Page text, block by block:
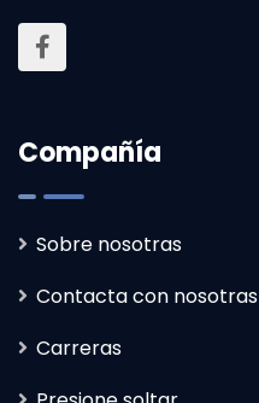
Compañía
Sobre nosotras
Contacta con nosotras
Carreras